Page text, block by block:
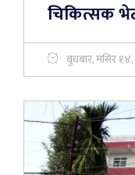
चिकित्सक
बुधबार, मंसिर